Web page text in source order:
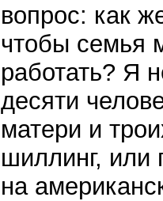
вопрос: как
чтобы семья
работать? Я
десяти
матери и
шиллинг, или
на